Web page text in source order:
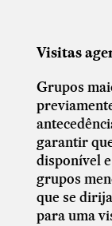
Visitas
Grupos
garantir
disponível
grupos
que se
para uma